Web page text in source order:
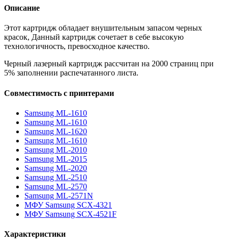
Описание
Этот картридж обладает внушительным запасом черных
красок, Данный картридж сочетает в себе высокую
технологичность, превосходное качество.
Черный лазерный картридж рассчитан на 2000 страниц при
5% заполнении распечатанного листа.
Совместимость с принтерами
Samsung ML-1610
Samsung ML-1610
Samsung ML-1620
Samsung ML-1610
Samsung ML-2010
Samsung ML-2015
Samsung ML-2020
Samsung ML-2510
Samsung ML-2570
Samsung ML-2571N
МФУ Samsung SCX-4321
МФУ Samsung SCX-4521F
Характеристики